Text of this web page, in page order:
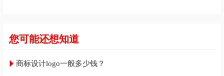
您可能还想知道
商标设计logo一般多少钱？